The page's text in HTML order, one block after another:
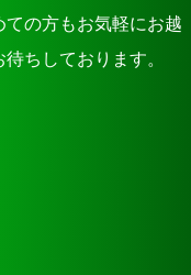
の方もお気軽にお越
ちしております。